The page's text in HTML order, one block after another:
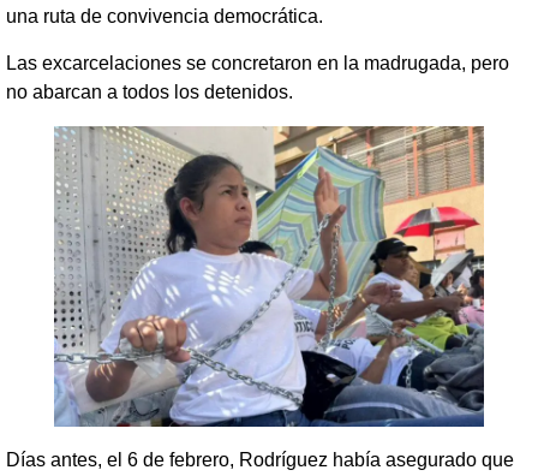
una ruta de convivencia democrática.
Las excarcelaciones se concretaron en la madrugada, pero
no abarcan a todos los detenidos.
Días antes, el 6 de febrero, Rodríguez había asegurado que